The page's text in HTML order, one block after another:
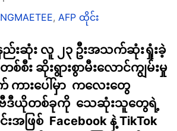
, AFP ထိုင်း
ည်းဆုံး လူ ၂၃ ဦးအသက်ဆုံးရှုံးခဲ့
စ်စီး ဆိုးရွားစွာမီးလောင်ကျွမ်းမှု
က် ကားပေါ်မှာ ကလေးတွေ
ဗီဒီယိုတစ်ခုကို သေဆုံးသူတွေရဲ့
အဖြစ် Facebook နဲ့ TikTok